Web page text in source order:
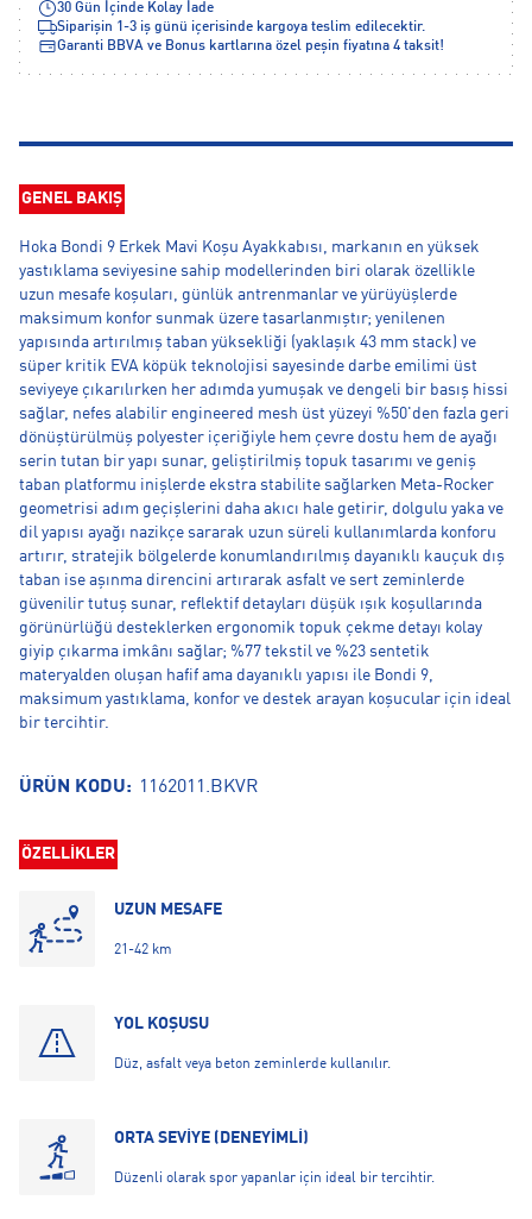
30 Gün İçinde Kolay İade
Siparişin 1-3 iş günü içerisinde kargoya teslim edilecektir.
Garanti BBVA ve Bonus kartlarına özel peşin fiyatına 4 taksit!
GENEL BAKIŞ
Hoka Bondi 9 Erkek Mavi Koşu Ayakkabısı, markanın en yüksek
yastıklama seviyesine sahip modellerinden biri olarak özellikle
uzun mesafe koşuları, günlük antrenmanlar ve yürüyüşlerde
maksimum konfor sunmak üzere tasarlanmıştır; yenilenen
yapısında artırılmış taban yüksekliği (yaklaşık 43 mm stack) ve
süper kritik EVA köpük teknolojisi sayesinde darbe emilimi üst
seviyeye çıkarılırken her adımda yumuşak ve dengeli bir basış hissi
sağlar, nefes alabilir engineered mesh üst yüzeyi %50'den fazla geri
dönüştürülmüş polyester içeriğiyle hem çevre dostu hem de ayağı
serin tutan bir yapı sunar, geliştirilmiş topuk tasarımı ve geniş
taban platformu inişlerde ekstra stabilite sağlarken Meta-Rocker
geometrisi adım geçişlerini daha akıcı hale getirir, dolgulu yaka ve
dil yapısı ayağı nazikçe sararak uzun süreli kullanımlarda konforu
artırır, stratejik bölgelerde konumlandırılmış dayanıklı kauçuk dış
taban ise aşınma direncini artırarak asfalt ve sert zeminlerde
güvenilir tutuş sunar, reflektif detayları düşük ışık koşullarında
görünürlüğü desteklerken ergonomik topuk çekme detayı kolay
giyip çıkarma imkânı sağlar; %77 tekstil ve %23 sentetik
materyalden oluşan hafif ama dayanıklı yapısı ile Bondi 9,
maksimum yastıklama, konfor ve destek arayan koşucular için ideal
bir tercihtir.
ÜRÜN KODU: 1162011.BKVR
ÖZELLİKLER
UZUN MESAFE
21-42 km
YOL KOŞUSU
Düz, asfalt veya beton zeminlerde kullanılır.
ORTA SEVİYE (DENEYİMLİ)
Düzenli olarak spor yapanlar için ideal bir tercihtir.